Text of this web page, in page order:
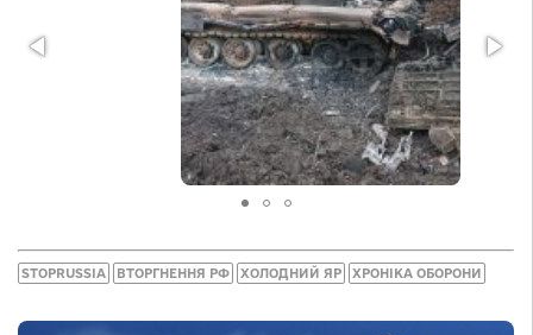
STOPRUSSIA ВТОРГНЕННЯ РФ ХОЛОДНИЙ ЯР ХРОНІКА ОБОРОНИ